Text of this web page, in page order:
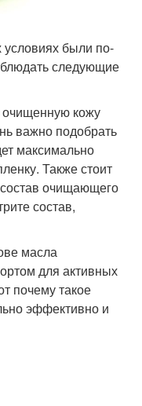
были по-
следующие
очищенную кожу
важно подобрать
максимально
Также стоит
очищающего
состав,
масла
для активных
почему такое
эффективно и